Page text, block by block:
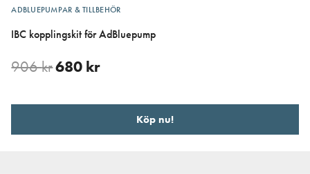
ADBLUEPUMPAR & TILLBEHÖR
IBC kopplingskit för AdBluepump
906kr680 kr
Köp nu!